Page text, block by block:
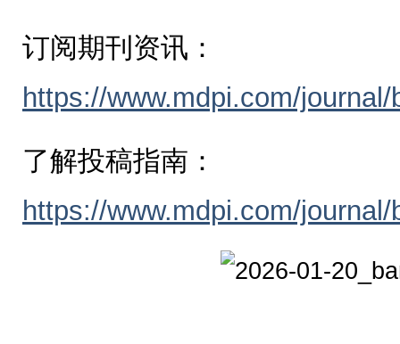
订阅期刊资讯：
https://www.mdpi.com/
了解投稿指南：
https://www.mdpi.com/